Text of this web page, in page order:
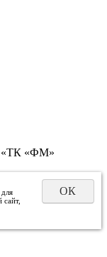
«ТК «ФМ»
ОК